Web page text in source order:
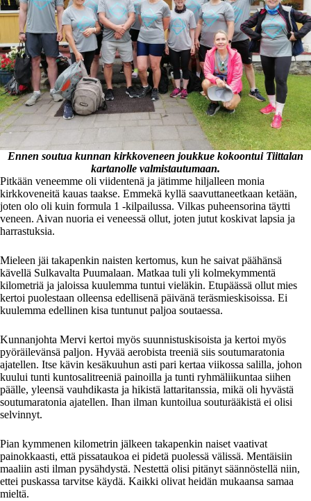
Ennen soutua kunnan kirkkoveneen joukkue kokoontui Tiittalan
kartanolle valmistautumaan.
Pitkään veneemme oli viidentenä ja jätimme hiljalleen monia
kirkkoveneitä kauas taakse. Emmekä kyllä saavuttaneetkaan ketään,
joten olo oli kuin formula 1 -kilpailussa. Vilkas puheensorina täytti
veneen. Aivan nuoria ei veneessä ollut, joten jutut koskivat lapsia ja
harrastuksia.
Mieleen jäi takapenkin naisten kertomus, kun he saivat päähänsä
kävellä Sulkavalta Puumalaan. Matkaa tuli yli kolmekymmentä
kilometriä ja jaloissa kuulemma tuntui vieläkin. Etupäässä ollut mies
kertoi puolestaan olleensa edellisenä päivänä teräsmieskisoissa. Ei
kuulemma edellinen kisa tuntunut paljoa soutaessa.
Kunnanjohta Mervi kertoi myös suunnistuskisoista ja kertoi myös
pyöräilevänsä paljon. Hyvää aerobista treeniä siis soutumaratonia
ajatellen. Itse kävin kesäkuuhun asti pari kertaa viikossa salilla, johon
kuului tunti kuntosalitreeniä painoilla ja tunti ryhmäliikuntaa siihen
päälle, yleensä vauhdikasta ja hikistä lattaritanssia, mikä oli hyvästä
soutumaratonia ajatellen. Ihan ilman kuntoilua souturääkistä ei olisi
selvinnyt.
Pian kymmenen kilometrin jälkeen takapenkin naiset vaativat
painokkaasti, että pissataukoa ei pidetä puolessä välissä. Mentäisiin
maaliin asti ilman pysähdystä. Nestettä olisi pitänyt säännöstellä niin,
ettei puskassa tarvitse käydä. Kaikki olivat heidän mukaansa samaa
mieltä.